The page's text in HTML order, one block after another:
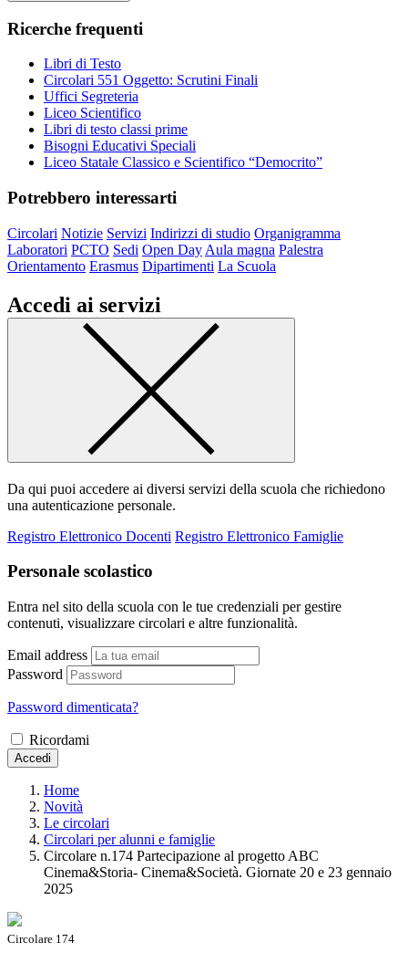
Ricerche frequenti
Libri di Testo
Circolari 551 Oggetto: Scrutini Finali
Uffici Segreteria
Liceo Scientifico
Libri di testo classi prime
Bisogni Educativi Speciali
Liceo Statale Classico e Scientifico “Democrito”
Potrebbero interessarti
Circolari Notizie Servizi Indirizzi di studio Organigramma
Laboratori PCTO Sedi Open Day Aula magna Palestra
Orientamento Erasmus Dipartimenti La Scuola
Accedi ai servizi
Da qui puoi accedere ai diversi servizi della scuola che richiedono
una autenticazione personale.
Registro Elettronico Docenti Registro Elettronico Famiglie
Personale scolastico
Entra nel sito della scuola con le tue credenziali per gestire
contenuti, visualizzare circolari e altre funzionalità.
Email address
Password
Password dimenticata?
Ricordami
Accedi
Home
Novità
Le circolari
Circolari per alunni e famiglie
Circolare n.174 Partecipazione al progetto ABC
Cinema&Storia- Cinema&Società. Giornate 20 e 23 gennaio
2025
Circolare 174